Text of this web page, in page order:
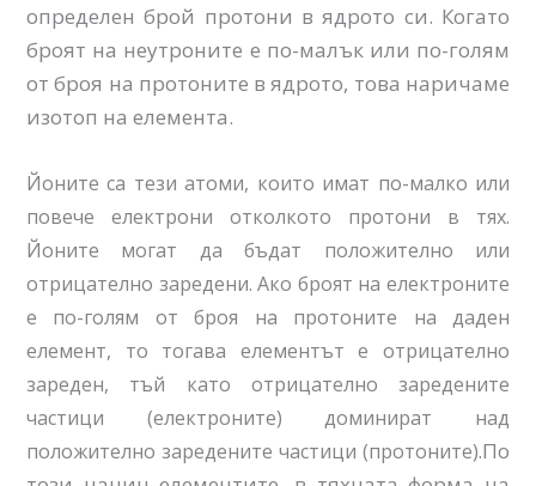
определен брой протони в ядрото си. Когато
броят на неутроните е по-малък или по-голям
от броя на протоните в ядрото, това наричаме
изотоп на елемента.
Йоните са тези атоми, които имат по-малко или
повече електрони отколкото протони в тях.
Йоните могат да бъдат положително или
отрицателно заредени. Ако броят на електроните
е по-голям от броя на протоните на даден
елемент, то тогава елементът е отрицателно
зареден, тъй като отрицателно заредените
частици (електроните) доминират над
положително заредените частици (протоните).По